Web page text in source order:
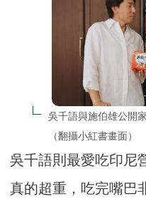
吳千語與施伯雄公開
（翻攝小紅書畫面）
吳千語則最愛吃印尼
真的超重，吃完嘴巴